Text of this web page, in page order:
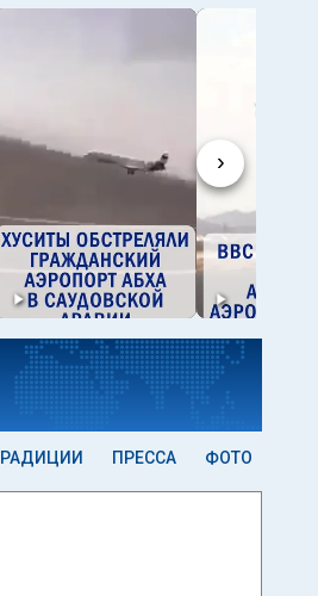
›
ПРЕССА ФОТО